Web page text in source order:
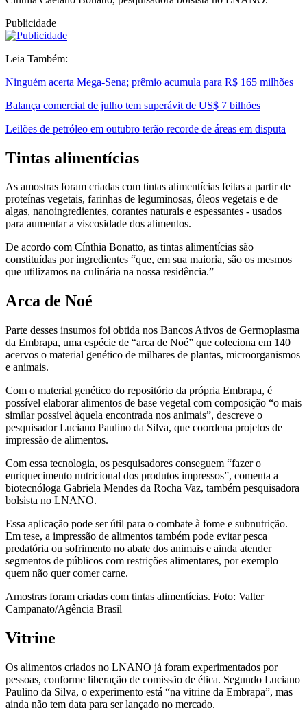
Publicidade
Leia Também:
Ninguém acerta Mega-Sena; prêmio acumula para R$ 165 milhões
Balança comercial de julho tem superávit de US$ 7 bilhões
Leilões de petróleo em outubro terão recorde de áreas em disputa
Tintas alimentícias
As amostras foram criadas com tintas alimentícias feitas a partir de
proteínas vegetais, farinhas de leguminosas, óleos vegetais e de
algas, nanoingredientes, corantes naturais e espessantes - usados
para aumentar a viscosidade dos alimentos.
De acordo com Cínthia Bonatto, as tintas alimentícias são
constituídas por ingredientes “que, em sua maioria, são os mesmos
que utilizamos na culinária na nossa residência.”
Arca de Noé
Parte desses insumos foi obtida nos Bancos Ativos de Germoplasma
da Embrapa, uma espécie de “arca de Noé” que coleciona em 140
acervos o material genético de milhares de plantas, microorganismos
e animais.
Com o material genético do repositório da própria Embrapa, é
possível elaborar alimentos de base vegetal com composição “o mais
similar possível àquela encontrada nos animais”, descreve o
pesquisador Luciano Paulino da Silva, que coordena projetos de
impressão de alimentos.
Com essa tecnologia, os pesquisadores conseguem “fazer o
enriquecimento nutricional dos produtos impressos”, comenta a
biotecnóloga Gabriela Mendes da Rocha Vaz, também pesquisadora
bolsista no LNANO.
Essa aplicação pode ser útil para o combate à fome e subnutrição.
Em tese, a impressão de alimentos também pode evitar pesca
predatória ou sofrimento no abate dos animais e ainda atender
segmentos de públicos com restrições alimentares, por exemplo
quem não quer comer carne.
Amostras foram criadas com tintas alimentícias. Foto: Valter
Campanato/Agência Brasil
Vitrine
Os alimentos criados no LNANO já foram experimentados por
pessoas, conforme liberação de comissão de ética. Segundo Luciano
Paulino da Silva, o experimento está “na vitrine da Embrapa”, mas
ainda não tem data para ser lançado no mercado.